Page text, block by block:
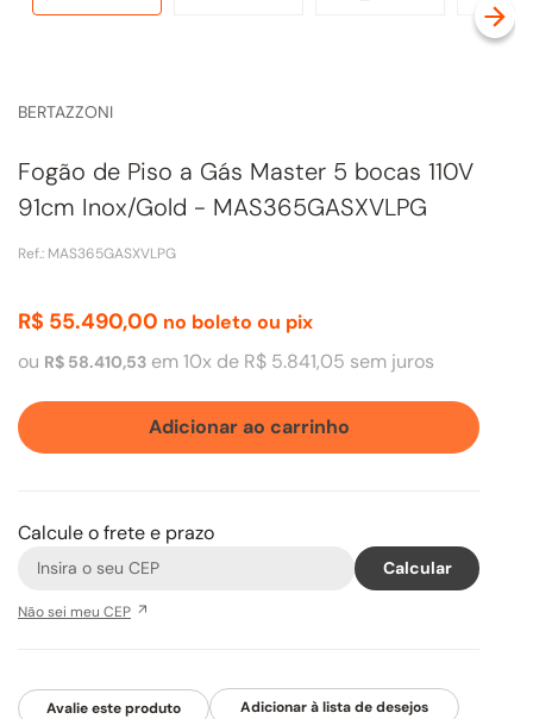
BERTAZZONI
Fogão de Piso a Gás Master 5 bocas 110V
91cm Inox/Gold - MAS365GASXVLPG
Ref.: MAS365GASXVLPG
R$ 55.490,00 no boleto ou pix
ou R$ 58.410,53 em10x de R$ 5.841,05 sem juros
Adicionar ao carrinho
Calcule o frete e prazo
Não sei meu CEP
Avalie este produto